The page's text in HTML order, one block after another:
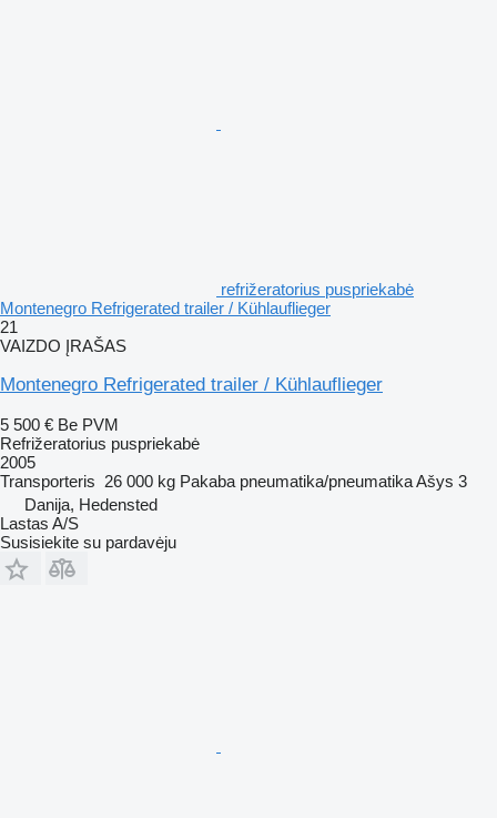
refrižeratorius puspriekabė
Montenegro Refrigerated trailer / Kühlauflieger
21
VAIZDO ĮRAŠAS
Montenegro Refrigerated trailer / Kühlauflieger
5 500 € Be PVM
Refrižeratorius puspriekabė
2005
Transporteris 26 000 kg Pakaba pneumatika/pneumatikaAšys 3
Danija, Hedensted
Lastas A/S
Susisiekite su pardavėju